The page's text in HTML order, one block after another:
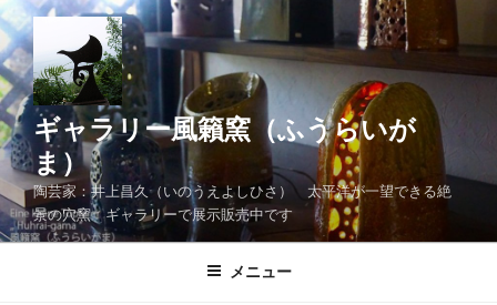
コ
ン
テ
ン
ツ
へ
ス
キ
ッ
ギャラリー風籟窯（ふうらいが
ま）
陶芸家：井上昌久（いのうえよしひさ） 太平洋が一望できる絶
景の穴窯 ギャラリーで展示販売中です
メニュー